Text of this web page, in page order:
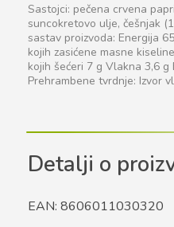
Sastojci: pečena crvena
suncokretovo ulje, češnjak
sastav proizvoda: Energija
kojih zasićene masne
kojih šećeri 7 g Vlakna 3,6
Prehrambene tvrdnje: Izvor
Detalji o
EAN: 8606011030320